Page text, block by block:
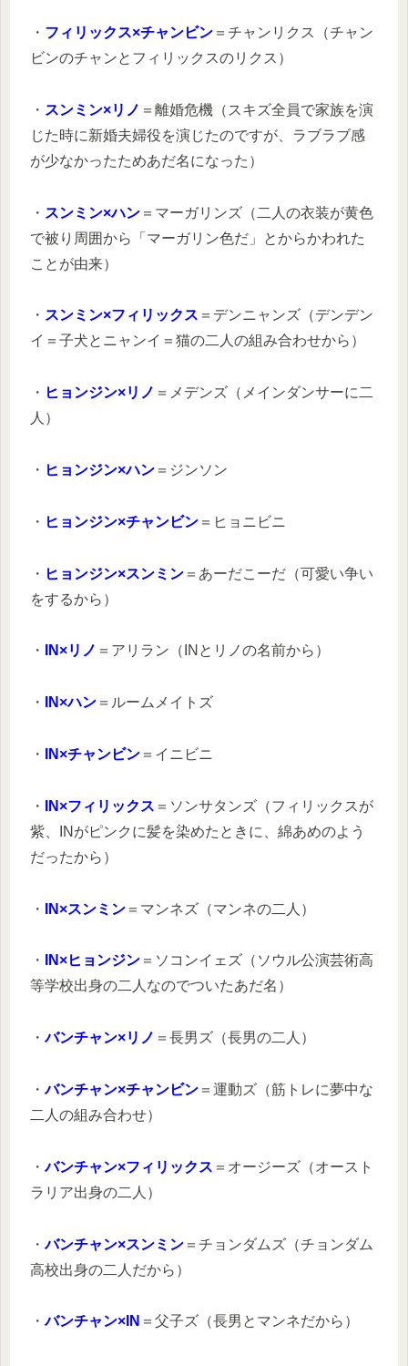
・ フィリックス×チャンビン ＝チャンリクス（チャン
ビンのチャンとフィリックスのリクス）
・ スンミン×リノ ＝離婚危機（スキズ全員で家族を演
じた時に新婚夫婦役を演じたのですが、ラブラブ感
が少なかったためあだ名になった）
・ スンミン×ハン ＝マーガリンズ（二人の衣装が黄色
で被り周囲から「マーガリン色だ」とからかわれた
ことが由来）
・ スンミン×フィリックス ＝デンニャンズ（デンデン
イ＝子犬とニャンイ＝猫の二人の組み合わせから）
・ ヒョンジン×リノ ＝メデンズ（メインダンサーに二
人）
・ ヒョンジン×ハン ＝ジンソン
・ ヒョンジン×チャンビン ＝ヒョニビニ
・ ヒョンジン×スンミン ＝あーだこーだ（可愛い争い
をするから）
・ IN×リノ ＝アリラン（INとリノの名前から）
・ IN×ハン ＝ルームメイトズ
・ IN×チャンビン ＝イニビニ
・ IN×フィリックス ＝ソンサタンズ（フィリックスが
紫、INがピンクに髪を染めたときに、綿あめのよう
だったから）
・ IN×スンミン ＝マンネズ（マンネの二人）
・ IN×ヒョンジン ＝ソコンイェズ（ソウル公演芸術高
等学校出身の二人なのでついたあだ名）
・バンチャン×リノ ＝長男ズ（長男の二人）
・バンチャン×チャンビン ＝運動ズ（筋トレに夢中な
二人の組み合わせ）
・バンチャン×フィリックス ＝オージーズ（オースト
ラリア出身の二人）
・バンチャン×スンミン ＝チョンダムズ（チョンダム
高校出身の二人だから）
・バンチャン×IN ＝父子ズ（長男とマンネだから）